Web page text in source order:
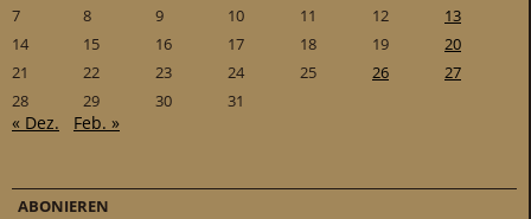
7
8 9 10 11 12
13
14
15 16 17 18 19
20
21
22 23 24 25 26
27
28
29 30 31
« Dez. Feb. »
ABONIEREN